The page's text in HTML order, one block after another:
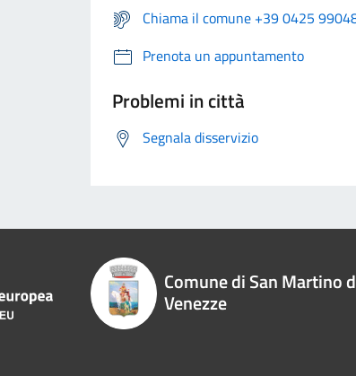
Chiama il comune +39 0425
Prenota un appuntamento
Problemi in città
Segnala disservizio
Comune di San Martino
Venezze